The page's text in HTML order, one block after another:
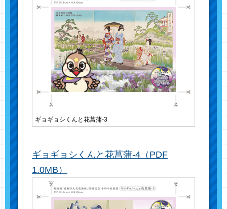
ギョギョシくんと花菖蒲-3
ギョギョシくんと花菖蒲-4（PDF
1.0MB）